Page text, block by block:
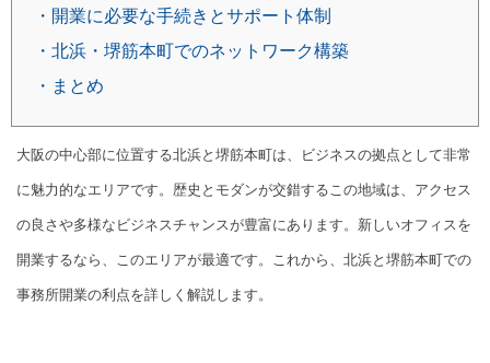
・開業に必要な手続きとサポート体制
・北浜・堺筋本町でのネットワーク構築
・まとめ
大阪の中心部に位置する北浜と堺筋本町は、ビジネスの拠点として非常
に魅力的なエリアです。歴史とモダンが交錯するこの地域は、アクセス
の良さや多様なビジネスチャンスが豊富にあります。新しいオフィスを
開業するなら、このエリアが最適です。これから、北浜と堺筋本町での
事務所開業の利点を詳しく解説します。